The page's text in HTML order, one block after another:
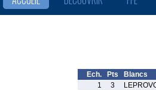
Ech. Pts
Blancs
1
3